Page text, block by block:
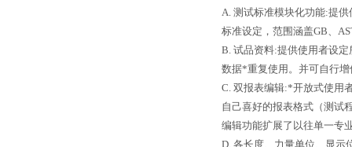
A. 测试标准模块化功能:提
标准设定，范围涵盖GB、
B. 试品资料:提供使用者设
数据*重复使用。并可自行
C. 双报表编辑:*开放式使用
自己喜好的报表格式（测试
编辑功能扩展了以往单一专
D. 各长度、力量单位、显示